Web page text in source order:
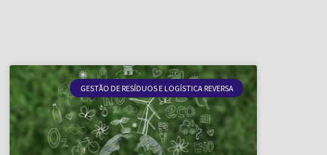
GESTÃO DE RESÍDUOS E LOGÍSTICA REVERSA